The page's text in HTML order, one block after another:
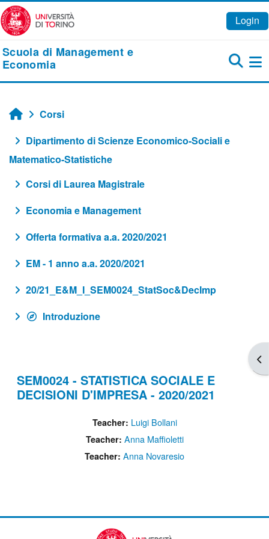
Vai al contenuto principale
Login
Scuola di Management e
Economia
Home
Corsi
Dipartimento di Scienze Economico-Sociali e
Matematico-Statistiche
Corsi di Laurea Magistrale
Economia e Management
Offerta formativa a.a. 2020/2021
EM - 1 anno a.a. 2020/2021
20/21_E&M_I_SEM0024_StatSoc&DecImp
Introduzione
SEM0024 - STATISTICA SOCIALE E
DECISIONI D'IMPRESA - 2020/2021
Teacher: Luigi Bollani
Teacher: Anna Maffioletti
Teacher: Anna Novaresio